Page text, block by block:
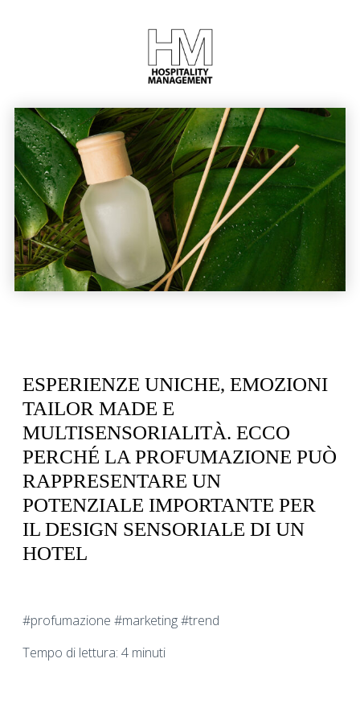
ESPERIENZE UNICHE, EMOZIONI
TAILOR MADE E
MULTISENSORIALITÀ. ECCO
PERCHÉ LA PROFUMAZIONE PUÒ
RAPPRESENTARE UN
POTENZIALE IMPORTANTE PER
IL DESIGN SENSORIALE DI UN
HOTEL
#profumazione #marketing #trend
Tempo di lettura: 4 minuti